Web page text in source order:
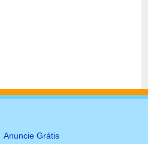
Anuncie Grátis